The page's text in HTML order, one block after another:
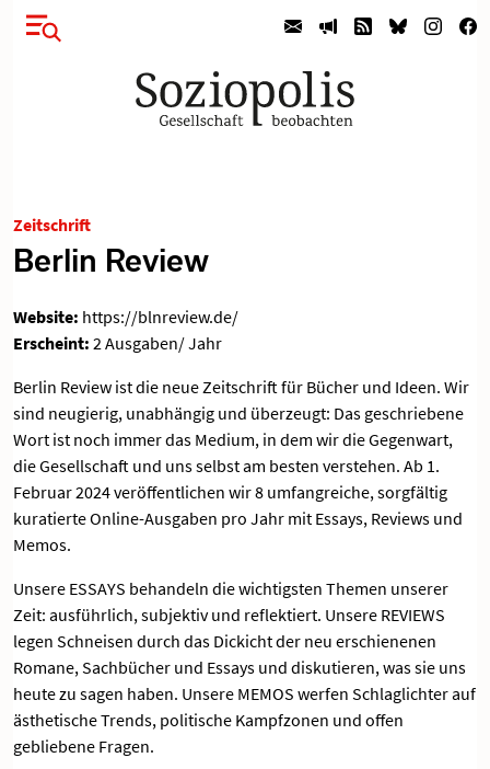
Zeitschrift
Berlin Review
Website: https://blnreview.de/
Erscheint: 2 Ausgaben/ Jahr
Berlin Review ist die neue Zeitschrift für Bücher und Ideen. Wir
sind neugierig, unabhängig und überzeugt: Das geschriebene
Wort ist noch immer das Medium, in dem wir die Gegenwart,
die Gesellschaft und uns selbst am besten verstehen. Ab 1.
Februar 2024 veröffentlichen wir 8 umfangreiche, sorgfältig
kuratierte Online-Ausgaben pro Jahr mit Essays, Reviews und
Memos.
Unsere ESSAYS behandeln die wichtigsten Themen unserer
Zeit: ausführlich, subjektiv und reflektiert. Unsere REVIEWS
legen Schneisen durch das Dickicht der neu erschienenen
Romane, Sachbücher und Essays und diskutieren, was sie uns
heute zu sagen haben. Unsere MEMOS werfen Schlaglichter auf
ästhetische Trends, politische Kampfzonen und offen
gebliebene Fragen.